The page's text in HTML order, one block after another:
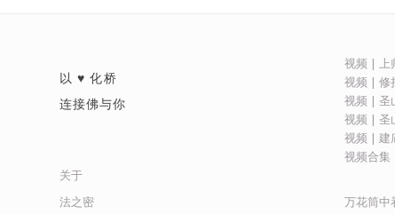
以 ♥ 化桥
连接佛与你
关于
法之密
视频 | 上
视频 | 修
视频 | 圣
视频 | 圣
视频 | 建
视频合集
万花筒中